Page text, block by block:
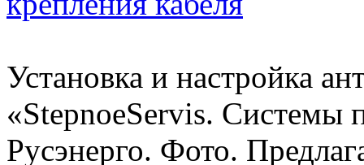
Установка и настройка
«StepnoeServis. Системы
Русэнерго. Фото.